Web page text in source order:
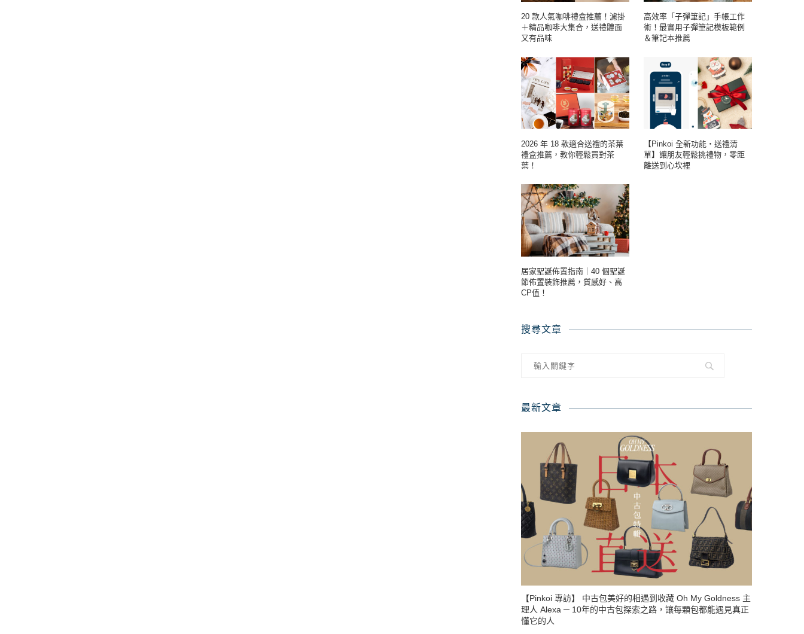
20 款人氣咖啡禮盒推薦！濾掛
＋精品咖啡大集合，送禮體面
又有品味
高效率「子彈筆記」手帳工作
術！最實用子彈筆記模板範例
＆筆記本推薦
2026 年 18 款適合送禮的茶葉
禮盒推薦，教你輕鬆買對茶
葉！
【Pinkoi 全新功能・送禮清
單】讓朋友輕鬆挑禮物，零距
離送到心坎裡
居家聖誕佈置指南｜40 個聖誕
節佈置裝飾推薦，質感好、高
CP值！
搜尋文章
最新文章
【Pinkoi 專訪】 中古包美好的相遇到收藏 Oh My Goldness 主
理人 Alexa ─ 10年的中古包探索之路，讓每顆包都能遇見真正
懂它的人